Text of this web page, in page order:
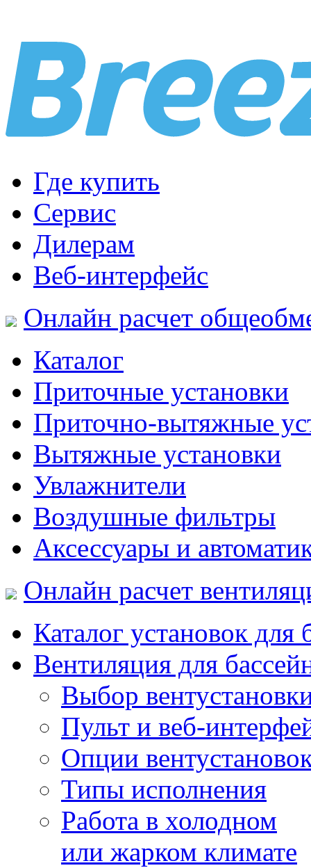
Где купить
Сервис
Дилерам
Веб-интерфейс
Онлайн расчет
Каталог
Приточные установки
Приточно-вытяжные
Вытяжные установки
Увлажнители
Воздушные фильтры
Аксессуары и
Онлайн расчет
Каталог установок для
Вентиляция для
Выбор
Пульт и веб-
Опции
Типы исполнения
Работа в холодном
или жарком климате